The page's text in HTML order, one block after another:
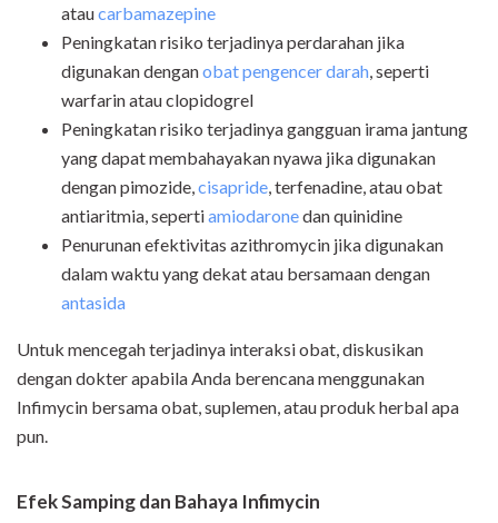
ataucarbamazepine
Peningkatan risiko terjadinya perdarahan jika
digunakan denganobat pengencer darah , seperti
warfarin atau clopidogrel
Peningkatan risiko terjadinya gangguan irama jantung
yang dapat membahayakan nyawa jika digunakan
dengan pimozide, cisapride , terfenadine, atau obat
antiaritmia, sepertiamiodaronedan quinidine
Penurunan efektivitas azithromycin jika digunakan
dalam waktu yang dekat atau bersamaan dengan
antasida
Untuk mencegah terjadinya interaksi obat, diskusikan
dengan dokter apabila Anda berencana menggunakan
Infimycin bersama obat, suplemen, atau produk herbal apa
pun.
Efek Samping dan Bahaya Infimycin